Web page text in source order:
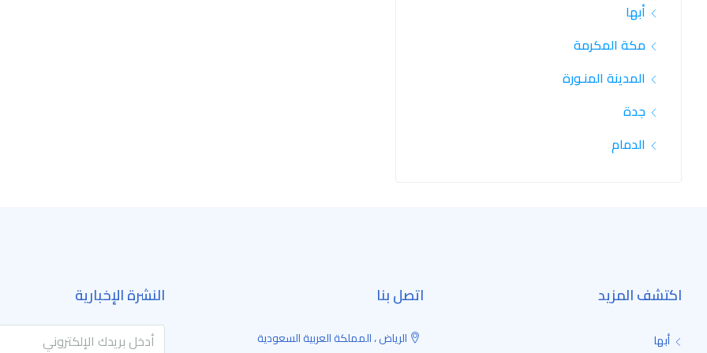
أبها
مكة المكرمة
المدينة المنـورة
جدة
الدمام
اكتشف المزيد
أبها
اتصل بنا
الرياض ، المملكة العربية السعودية
النشرة الإخبارية